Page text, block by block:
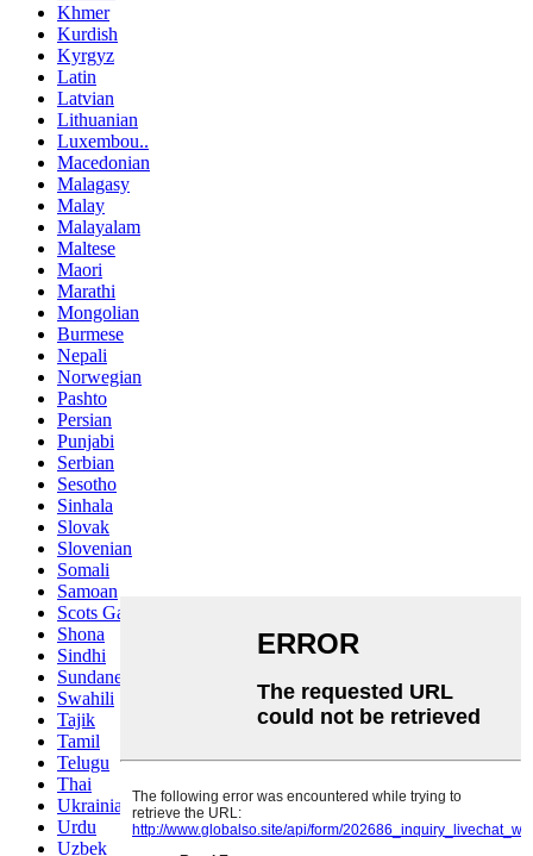
Khmer
Kurdish
Kyrgyz
Latin
Latvian
Lithuanian
Luxembou..
Macedonian
Malagasy
Malay
Malayalam
Maltese
Maori
Marathi
Mongolian
Burmese
Nepali
Norwegian
Pashto
Persian
Punjabi
Serbian
Sesotho
Sinhala
Slovak
Slovenian
Somali
Samoan
Scots Gaelic
Shona
Sindhi
Sundanese
Swahili
Tajik
Tamil
Telugu
Thai
Ukrainian
Urdu
Uzbek